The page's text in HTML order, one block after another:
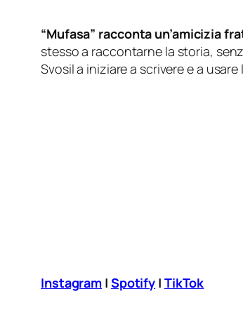
“Mufasa” racconta un’amicizia
stesso a raccontarne la storia,
Svosil a iniziare a scrivere e a
Instagram | Spotify | TikTok